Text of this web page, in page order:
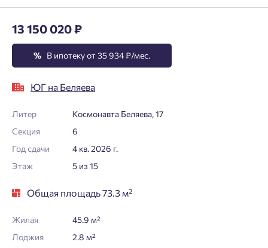
13 150 020 ₽
% В ипотеку от 35 934 ₽/мес.
ЮГ на Беляева
Литер
Космонавта Беляева, 17
Секция
6
Год сдачи
4 кв. 2026 г.
Этаж
5 из 15
Общая площадь 73.3 м²
Жилая
45.9 м²
Лоджия
2.8 м²